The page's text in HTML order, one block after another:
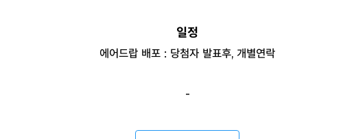
일정
에어드랍 배포 : 당첨자 발표후, 개별연락
-